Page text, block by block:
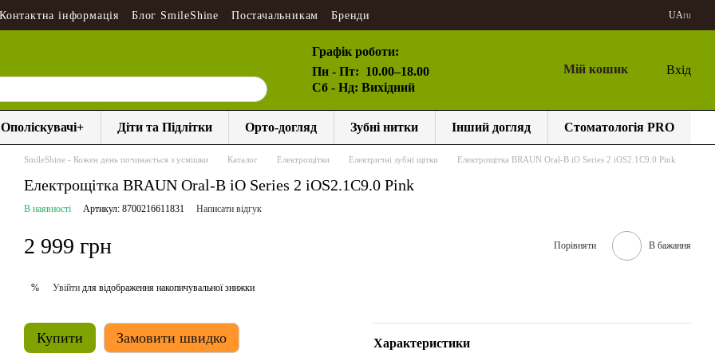
Контактна інформація Блог SmileShine Постачальникам Бренди UAru
Графік роботи:
Пн - Пт: 10.00–18.00
Сб - Нд: Вихідний
Мій кошик Вхід
Ополіскувачі+ Діти та Підлітки Орто-догляд Зубні нитки Інший догляд Стоматологія PRO
SmileShine - Кожен день починається з усмішки Каталог Електрощітки Електричні зубні щітки Електрощітка BRAUN Oral-B iO Series 2 iOS2.1C9.0 Pink
Електрощітка BRAUN Oral-B iO Series 2 iOS2.1C9.0 Pink
В наявності Артикул: 8700216611831 Написати відгук
2 999 грн Порівняти В бажання
% Увійти для відображення накопичувальної знижки
Купити Замовити швидко Характеристики